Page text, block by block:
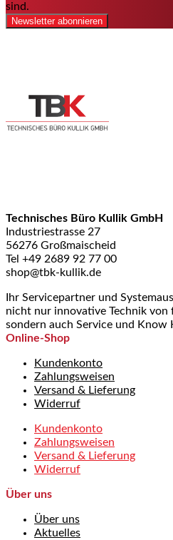
sind.
Newsletter abonnieren
Technisches Büro Kullik GmbH
Industriestrasse 27
56276 Großmaischeid
Tel +49 2689 92 77 00
shop@tbk-kullik.de
Ihr Servicepartner und
nicht nur innovative Technik von
sondern auch Service und Know
Online-Shop
Kundenkonto
Zahlungsweisen
Versand & Lieferung
Widerruf
Kundenkonto
Zahlungsweisen
Versand & Lieferung
Widerruf
Über uns
Über uns
Aktuelles